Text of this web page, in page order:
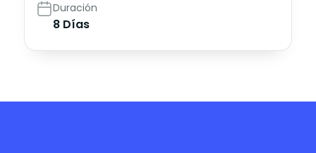
Duración
8 Días